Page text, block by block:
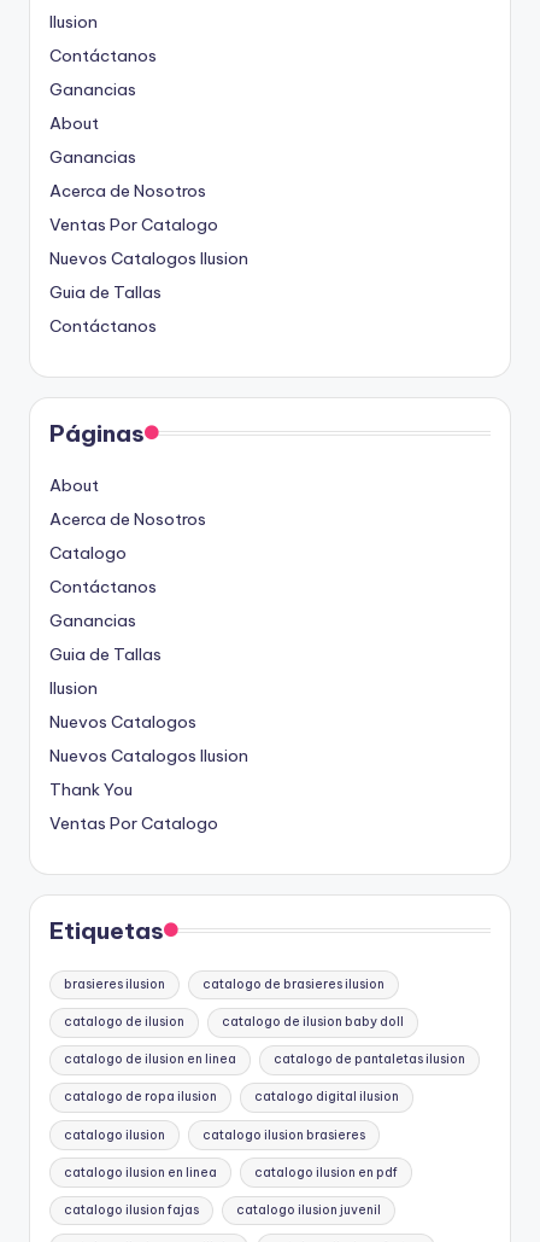
Ilusion
Contáctanos
Ganancias
About
Ganancias
Acerca de Nosotros
Ventas Por Catalogo
Nuevos Catalogos Ilusion
Guia de Tallas
Contáctanos
Páginas
About
Acerca de Nosotros
Catalogo
Contáctanos
Ganancias
Guia de Tallas
Ilusion
Nuevos Catalogos
Nuevos Catalogos Ilusion
Thank You
Ventas Por Catalogo
Etiquetas
brasieres ilusion catalogo de brasieres ilusion
catalogo de ilusion catalogo de ilusion baby doll
catalogo de ilusion en linea catalogo de pantaletas ilusion
catalogo de ropa ilusion catalogo digital ilusion
catalogo ilusion catalogo ilusion brasieres
catalogo ilusion en linea catalogo ilusion en pdf
catalogo ilusion fajas catalogo ilusion juvenil